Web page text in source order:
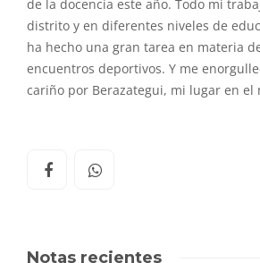
de la docencia este año. Todo mi
distrito y en diferentes niveles de
ha hecho una gran tarea en materia
encuentros deportivos. Y me
cariño por Berazategui, mi lugar en el
Notas recientes